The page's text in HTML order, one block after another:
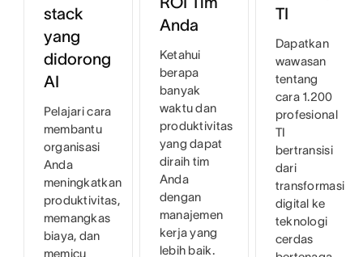
stack
yang
didorong
AI
Pelajari cara
membantu
organisasi
Anda
meningkatkan
produktivitas,
memangkas
biaya, dan
memicu
Anda
Ketahui
berapa
banyak
waktu dan
produktivitas
yang dapat
diraih tim
Anda
dengan
manajemen
kerja yang
lebih baik.
TI
Dapatkan
wawasan
tentang
cara 1.200
profesional
TI
bertransisi
dari
transformasi
digital ke
teknologi
cerdas